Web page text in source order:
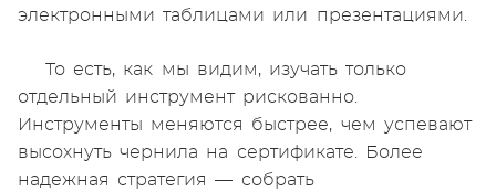
электронными таблицами или презентациями.
То есть, как мы видим, изучать только
отдельный инструмент рискованно.
Инструменты меняются быстрее, чем успевают
высохнуть чернила на сертификате. Более
надежная стратегия — собрать